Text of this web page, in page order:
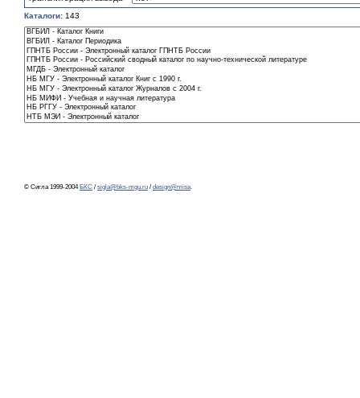
Каталоги: 143
© Сигла 1999-2004 БКС / sigla@bks-mgu.ru / design@misa.